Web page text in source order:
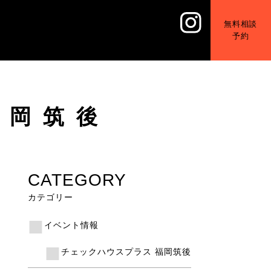
無料相談
予約
筑後
CATEGORY
カテゴリー
イベント情報
チェックハウスプラス 福岡筑後